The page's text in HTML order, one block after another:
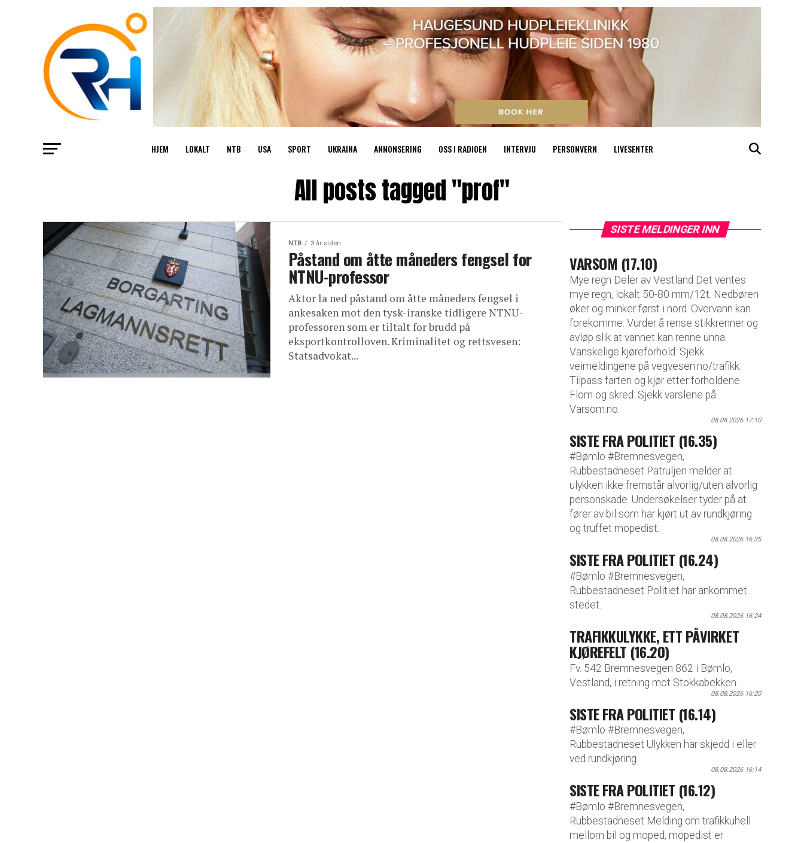
HJEM LOKALT NTB USA SPORT UKRAINA ANNONSERING OSS I RADIOEN INTERVJU PERSONVERN LIVESENTER
All posts tagged "prof"
NTB 3 år siden
Påstand om åtte måneders fengsel for
NTNU-professor
Aktor la ned påstand om åtte måneders fengsel i
ankesaken mot den tysk-iranske tidligere NTNU-
professoren som er tiltalt for brudd på
eksportkontrolloven. Kriminalitet og rettsvesen:
Statsadvokat...
SISTE MELDINGER INN
VARSOM (17.10)
Mye regn Deler av Vestland Det ventes
mye regn, lokalt 50-80 mm/12t. Nedbøren
øker og minker først i nord. Overvann kan
forekomme: Vurder å rense stikkrenner og
avløp slik at vannet kan renne unna.
Vanskelige kjøreforhold: Sjekk
veimeldingene på vegvesen.no/trafikk.
Tilpass farten og kjør etter forholdene.
Flom og skred: Sjekk varslene på
Varsom.no.
08.08.2026 17:10
SISTE FRA POLITIET (16.35)
#Bømlo #Bremnesvegen,
Rubbestadneset Patruljen melder at
ulykken ikke fremstår alvorlig/uten alvorlig
personskade. Undersøkelser tyder på at
fører av bil som har kjørt ut av rundkjøring
og truffet mopedist.
08.08.2026 16:35
SISTE FRA POLITIET (16.24)
#Bømlo #Bremnesvegen,
Rubbestadneset Politiet har ankommet
stedet.
08.08.2026 16:24
TRAFIKKULYKKE, ETT PÅVIRKET
KJØREFELT (16.20)
Fv. 542 Bremnesvegen 862 i Bømlo,
Vestland, i retning mot Stokkabekken.
08.08.2026 16:20
SISTE FRA POLITIET (16.14)
#Bømlo #Bremnesvegen,
Rubbestadneset Ulykken har skjedd i eller
ved rundkjøring.
08.08.2026 16:14
SISTE FRA POLITIET (16.12)
#Bømlo #Bremnesvegen,
Rubbestadneset Melding om trafikkuhell
mellom bil og moped, mopedist er